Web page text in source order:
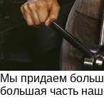
Мы придаем
большая часть